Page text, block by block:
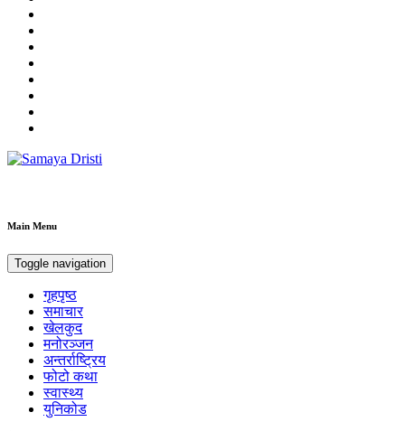
Main Menu
Toggle navigation
गृहपृष्ठ
समाचार
खेलकुद
मनोरञ्जन
अन्तर्राष्ट्रिय
फोटो कथा
स्वास्थ्य
युनिकोड